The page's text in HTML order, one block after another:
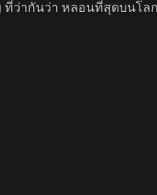
ที่ว่ากันว่า หลอนที่สุดบนโ